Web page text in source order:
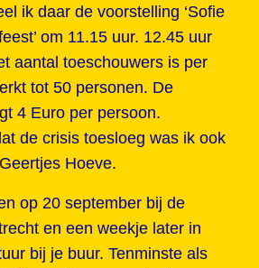
ik daar de voorstelling ‘Sofie
om 11.15 uur. 12.45 uur
aantal toeschouwers is per
tot 50 personen. De
4 Euro per persoon.
de crisis toesloeg was ik ook
Hoeve.
op 20 september bij de
en een weekje later in
bij je buur. Tenminste als